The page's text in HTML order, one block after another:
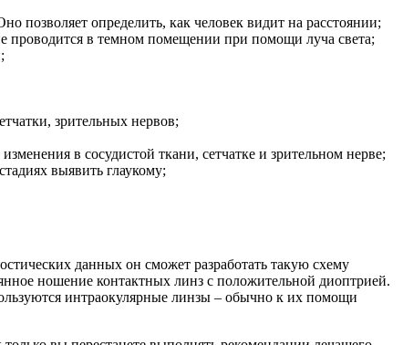
позволяет определить, как человек видит на расстоянии;
проводится в темном помещении при помощи луча света;
зрительных нервов;
в сосудистой ткани, сетчатке и зрительном нерве;
выявить глаукому;
данных он сможет разработать такую схему
ношение контактных линз с положительной диоптрией.
интраокулярные линзы – обычно к их помощи